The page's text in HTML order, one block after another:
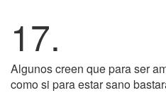
17.
Algunos creen que para ser
como si para estar sano